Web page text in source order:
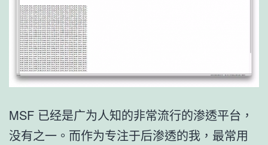
MSF 已经是广为人知的非常流行的渗透平台，
没有之一。而作为专注于后渗透的我，最常用